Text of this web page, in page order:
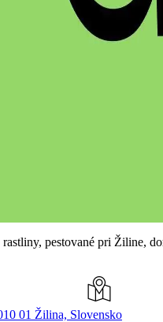
pestované pri Žiline,
01 Žilina, Slovensko